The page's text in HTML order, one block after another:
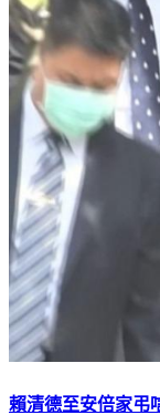
賴清德至安倍家